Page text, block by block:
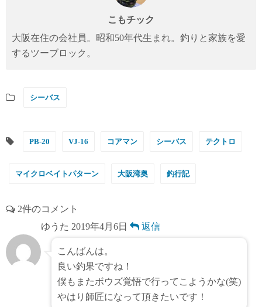
こもチック
大阪在住の会社員。昭和50年代生まれ。釣りと家族を愛
するツーブロック。
シーバス
PB-20 VJ-16 コアマン シーバス テクトロ
マイクロベイトパターン 大阪湾奥 釣行記
2件のコメント
ゆうた 2019年4月6日 返信
こんばんは。
良い釣果ですね！
僕もまたボウズ覚悟で行ってこようかな(笑)
やはり師匠になって頂きたいです！